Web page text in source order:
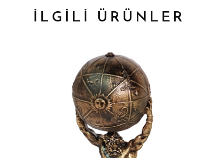
İLGİLİ ÜRÜNLER